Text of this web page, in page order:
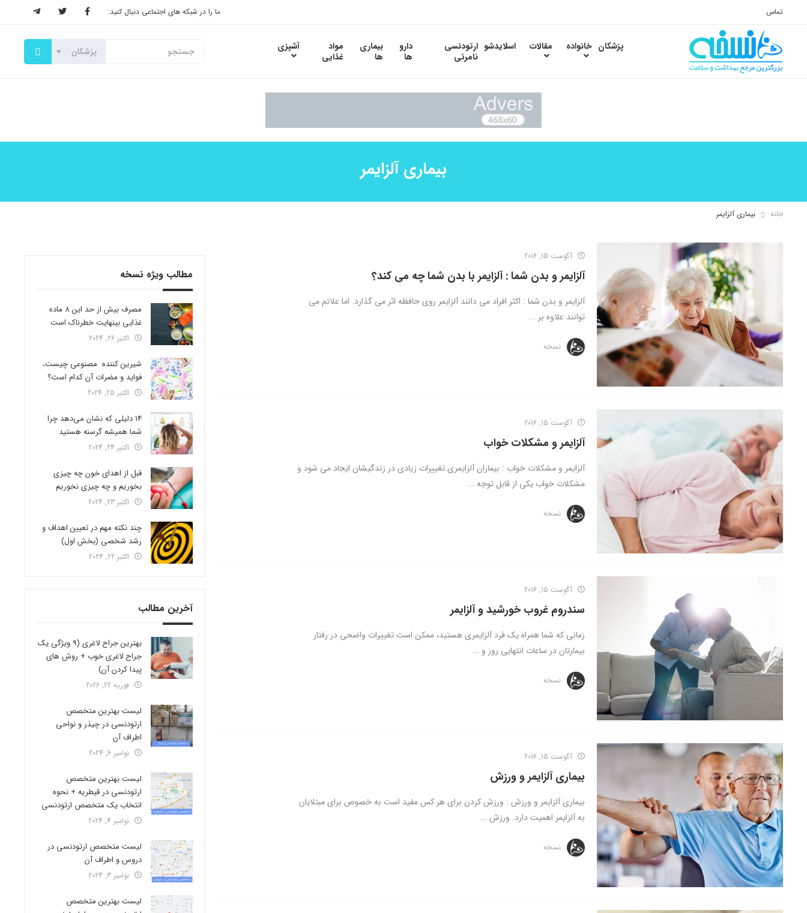
تماس ما را در شبکه های اجتماعی دنبال کنید:
پزشکان خانواده مقالات اسلایدشو ارتودنسی
نامرئی
دارو
ها
بیماری
ها
مواد
غذایی
آشپزی
بیماری آلزایمر
خانه بیماری آلزایمر
آگوست 15, 2016
آلزایمر و بدن شما : آلزایمر با بدن شما چه می کند؟
آلزایمر و بدن شما : اکثر افراد می دانند آلزایمر روی حافظه اثر می گذارد. اما علائم می
توانند علاوه بر ...
نسخه
آگوست 15, 2016
آلزایمر و مشکلات خواب
آلزایمر و مشکلات خواب : بیماران آلزایمری تغییرات زیادی در زندگیشان ایجاد می شود و
مشکلات خواب یکی از قابل توجه ...
نسخه
آگوست 15, 2016
سندروم غروب خورشید و آلزایمر
زمانی که شما همراه یک فرد آلزایمری هستید، ممکن است تغییرات واضحی در رفتار
بیمارتان در ساعات انتهایی روز و ...
نسخه
آگوست 15, 2016
بیماری آلزایمر و ورزش
بیماری آلزایمر و ورزش : ورزش کردن برای هر کس مفید است به خصوص برای مبتلایان
به آلزایمر اهمیت دارد. ورزش ...
نسخه
مطالب ویژه نسخه
مصرف بیش از حد این 8 ماده
غذایی بینهایت خطرناک است
اکتبر 26, 2024
شیرین کننده مصنوعی چیست،
فواید و مضرات آن کدام است؟
اکتبر 25, 2024
14 دلیلی که نشان می‌دهد چرا
شما همیشه گرسنه هستید
اکتبر 24, 2024
قبل از اهدای خون چه چیزی
بخوریم و چه چیزی نخوریم
اکتبر 23, 2024
چند نکته مهم در تعیین اهداف و
رشد شخصی (بخش اول)
اکتبر 22, 2024
آخرین مطالب
بهترین جراح لاغری (9 ویژگی یک
جراح لاغری خوب + روش های
پیدا کردن آن)
فوریه 22, 2026
لیست بهترین متخصص
ارتودنسی در چیذر و نواحی
اطراف آن
نوامبر 6, 2024
لیست بهترین متخصص
ارتودنسی در قیطریه + نحوه
انتخاب یک متخصص ارتودنسی
نوامبر 4, 2024
لیست متخصص ارتودنسی در
دروس و اطراف آن
نوامبر 3, 2024
لیست بهترین متخصص